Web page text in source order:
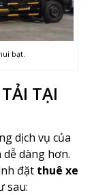
bạt.
TẠI
dịch vụ của
dàng hơn.
đặt thuê xe
sau: